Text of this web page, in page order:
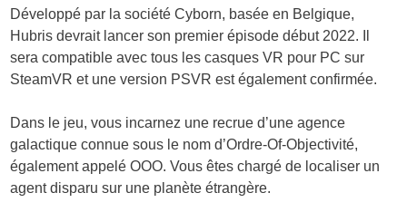
Développé par la société Cyborn, basée en Belgique,
Hubris devrait lancer son premier épisode début 2022. Il
sera compatible avec tous les casques VR pour PC sur
SteamVR et une version PSVR est également confirmée.
Dans le jeu, vous incarnez une recrue d’une agence
galactique connue sous le nom d’Ordre-Of-Objectivité,
également appelé OOO. Vous êtes chargé de localiser un
agent disparu sur une planète étrangère.